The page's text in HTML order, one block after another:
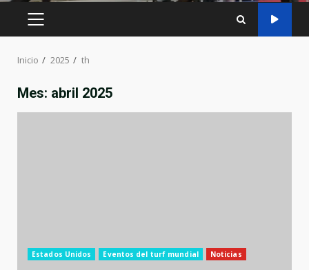
MENÚ
Inicio 2025 th
Mes: abril 2025
Estados Unidos Eventos del turf mundial Noticias